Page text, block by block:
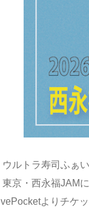
ウルトラ寿司ふぁ
東京・西永福JAM
よりチケ